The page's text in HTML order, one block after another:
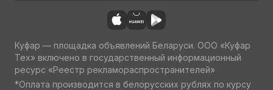
Куфар — площадка объявлений Беларуси. ООО «Куфар
Тех» включено в государственный информационный
ресурс «Реестр рекламораспространителей»
*Оплата производится в белорусских рублях по курсу